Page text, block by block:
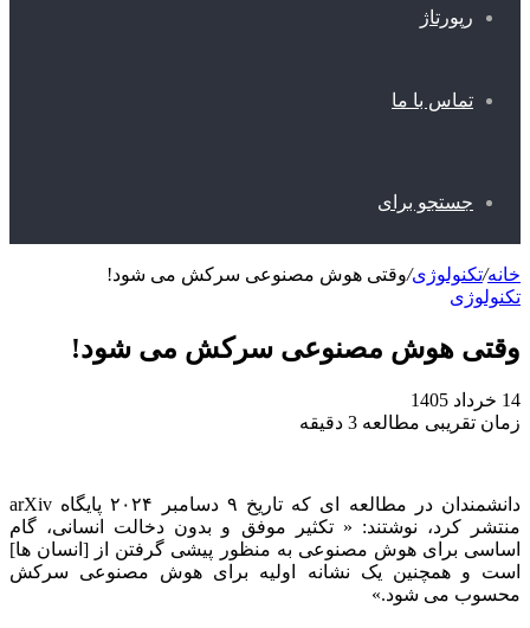
رپورتاژ
تماس با ما
جستجو برای
خانه/تکنولوژی/وقتی هوش مصنوعی سرکش می شود!
تکنولوژی
وقتی هوش مصنوعی سرکش می شود!
14 خرداد 1405
زمان تقریبی مطالعه 3 دقیقه
دانشمندان در مطالعه‌ ای که تاریخ ۹ دسامبر ۲۰۲۴ پایگاه arXiv
منتشر کرد، نوشتند: « تکثیر موفق و بدون دخالت انسانی، گام
اساسی برای هوش مصنوعی به‌ منظور پیشی گرفتن از [انسان‌ ها]
است و همچنین یک نشانه اولیه برای هوش مصنوعی سرکش
محسوب می‌ شود.»